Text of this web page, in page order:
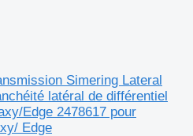
Simering Lateral
latéral de différentiel
Edge 2478617 pour
Edge